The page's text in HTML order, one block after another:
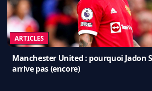
ARTICLES
Manchester United : pourquoi Jadon
arrive pas (encore)